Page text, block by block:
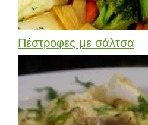
Πέστροφες με σάλτσα